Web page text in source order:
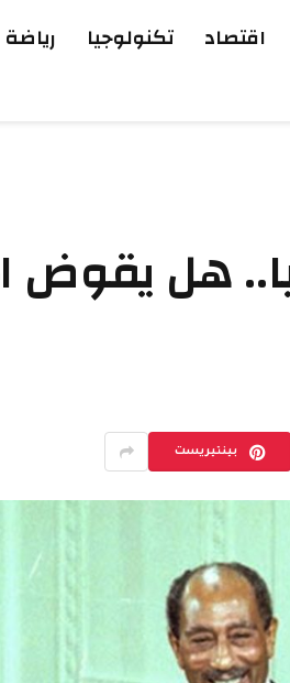
اقتصاد تكنولوجيا رياضة
هل يقوض
بينتيريست